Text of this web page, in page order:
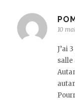
10
J’ai
salle